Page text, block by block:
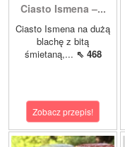
Ciasto Ismena –...
Ciasto Ismena na dużą
blachę z bitą
śmietaną,... ⇖ 468
Zobacz przepis!